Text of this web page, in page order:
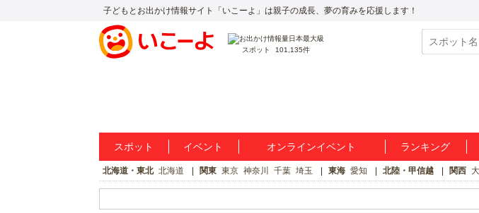
子どもとお出かけ情報サイト「いこーよ」は親子の成長、夢の育みを応援します！
スポット 101,135件
スポット イベント オンラインイベント ランキング
北海道・東北 北海道 関東 東京 神奈川 千葉 埼玉 東海 愛知 北陸・甲信越 関西